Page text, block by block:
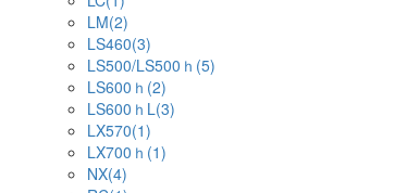
LM(2)
LS460(3)
LS500/LS500ｈ(5)
LS600ｈ(2)
LS600ｈL(3)
LX570(1)
LX700ｈ(1)
NX(4)